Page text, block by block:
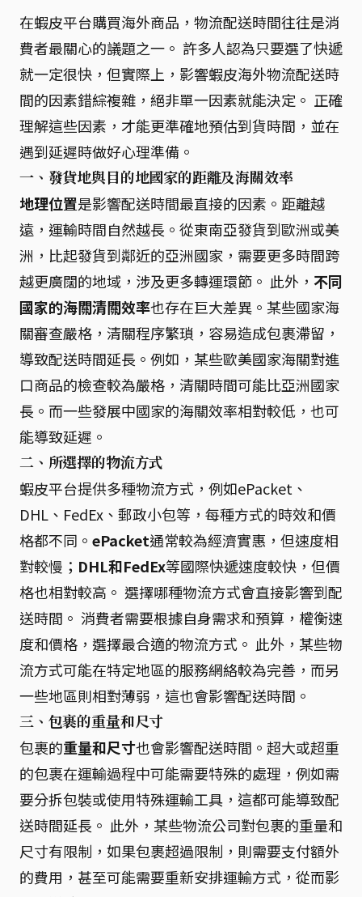
在蝦皮平台購買海外商品，物流配送時間往往是消
費者最關心的議題之一。 許多人認為只要選了快遞
就一定很快，但實際上，影響蝦皮海外物流配送時
間的因素錯綜複雜，絕非單一因素就能決定。 正確
理解這些因素，才能更準確地預估到貨時間，並在
遇到延遲時做好心理準備。
一、發貨地與目的地國家的距離及海關效率
地理位置是影響配送時間最直接的因素。距離越
遠，運輸時間自然越長。從東南亞發貨到歐洲或美
洲，比起發貨到鄰近的亞洲國家，需要更多時間跨
越更廣闊的地域，涉及更多轉運環節。 此外， 不同
國家的海關清關效率也存在巨大差異。某些國家海
關審查嚴格，清關程序繁瑣，容易造成包裹滯留，
導致配送時間延長。例如，某些歐美國家海關對進
口商品的檢查較為嚴格，清關時間可能比亞洲國家
長。而一些發展中國家的海關效率相對較低，也可
能導致延遲。
二、所選擇的物流方式
蝦皮平台提供多種物流方式，例如ePacket、
DHL、FedEx、郵政小包等，每種方式的時效和價
格都不同。 ePacket通常較為經濟實惠，但速度相
對較慢； DHL和FedEx等國際快遞速度較快，但價
格也相對較高。 選擇哪種物流方式會直接影響到配
送時間。 消費者需要根據自身需求和預算，權衡速
度和價格，選擇最合適的物流方式。 此外，某些物
流方式可能在特定地區的服務網絡較為完善，而另
一些地區則相對薄弱，這也會影響配送時間。
三、包裹的重量和尺寸
包裹的重量和尺寸也會影響配送時間。超大或超重
的包裹在運輸過程中可能需要特殊的處理，例如需
要分拆包裝或使用特殊運輸工具，這都可能導致配
送時間延長。 此外，某些物流公司對包裹的重量和
尺寸有限制，如果包裹超過限制，則需要支付額外
的費用，甚至可能需要重新安排運輸方式，從而影